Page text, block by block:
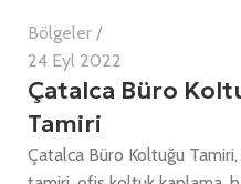
Bölgeler
24 Eyl 2022
Çatalca Büro
Tamiri
Çatalca Büro Koltuğu